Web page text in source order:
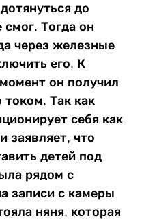
до
Тогда он
через железные
его. К
он получил
током. Так как
себя как
заявляет, что
детей под
рядом с
записи с камеры
няня, которая